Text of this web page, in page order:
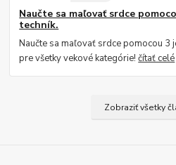
Naučte sa maľovať srdce
techník.
Naučte sa maľovať srdce pomocou 3
pre všetky vekové kategórie!čítať celé
Zobraziť všetky